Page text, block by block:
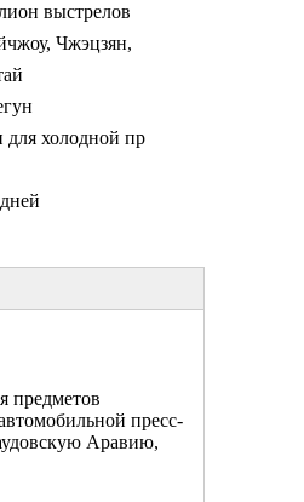
выстрелов
Чжэцзян,
для холодной пр
предметов
пресс-
Аравию,